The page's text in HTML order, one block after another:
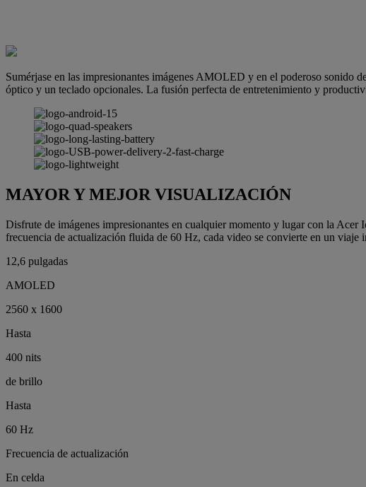
Sumérjase en las impresionantes imágenes AMOLED y en el poderoso sonido
óptico y un teclado opcionales. La fusión perfecta de entretenimiento y
MAYOR Y MEJOR VISUALIZACIÓN
Disfrute de imágenes impresionantes en cualquier momento y lugar con la
frecuencia de actualización fluida de 60 Hz, cada video se convierte en un viaje
12,6 pulgadas
AMOLED
2560 x 1600
Hasta
400 nits
de brillo
Hasta
60 Hz
Frecuencia de actualización
En celda